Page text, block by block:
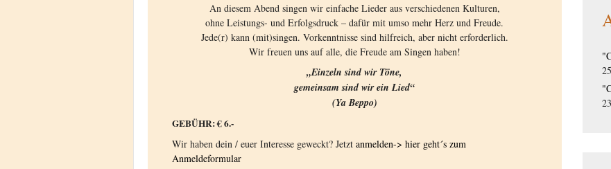
An diesem Abend singen wir einfache Lieder aus verschiedenen Kulturen,
ohne Leistungs- und Erfolgsdruck – dafür mit umso mehr Herz und Freude.
Jede(r) kann (mit)singen. Vorkenntnisse sind hilfreich, aber nicht erforderlich.
Wir freuen uns auf alle, die Freude am Singen haben!
„Einzeln sind wir Töne,
gemeinsam sind wir ein Lied“
(Ya Beppo)
GEBÜHR: € 6.-
Wir haben dein / euer Interesse geweckt? Jetzt anmelden-> hier geht´s zum
Anmeldeformular